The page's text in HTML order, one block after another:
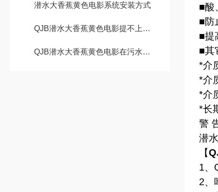
潜水大香蕉黄色电影系统安装方式
QJB潜水大香蕉黄色电影提不上来后的紧急处理方法
QJB潜水大香蕉黄色电影在污水处理的选型要点
■酸
■防
■提
■其
*介
*介
*介
*长
警
潜
【
1、
2、